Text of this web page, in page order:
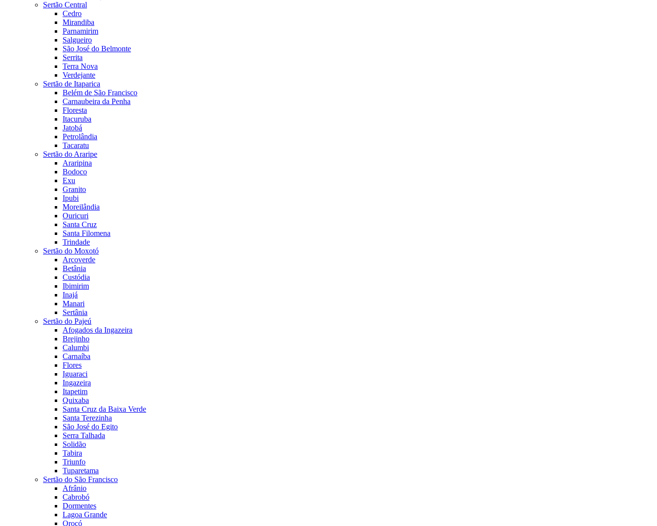
Sertão Central
Cedro
Mirandiba
Parnamirim
Salgueiro
São José do Belmonte
Serrita
Terra Nova
Verdejante
Sertão de Itaparica
Belém de São Francisco
Carnaubeira da Penha
Floresta
Itacuruba
Jatobá
Petrolândia
Tacaratu
Sertão do Araripe
Araripina
Bodoco
Exu
Granito
Ipubi
Moreilândia
Ouricuri
Santa Cruz
Santa Filomena
Trindade
Sertão do Moxotó
Arcoverde
Betânia
Custódia
Ibimirim
Inajá
Manari
Sertânia
Sertão do Pajeú
Afogados da Ingazeira
Brejinho
Calumbi
Carnaíba
Flores
Iguaraci
Ingazeira
Itapetim
Quixaba
Santa Cruz da Baixa Verde
Santa Terezinha
São José do Egito
Serra Talhada
Solidão
Tabira
Triunfo
Tuparetama
Sertão do São Francisco
Afrânio
Cabrobó
Dormentes
Lagoa Grande
Orocó